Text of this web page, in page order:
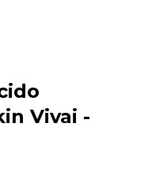
Vivai -